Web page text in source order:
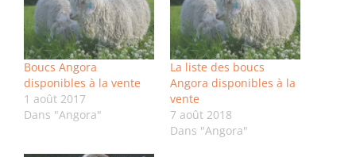
Boucs Angora
disponibles à la vente
1 août 2017
Dans "Angora"
La liste des boucs
Angora disponibles à la
vente
7 août 2018
Dans "Angora"